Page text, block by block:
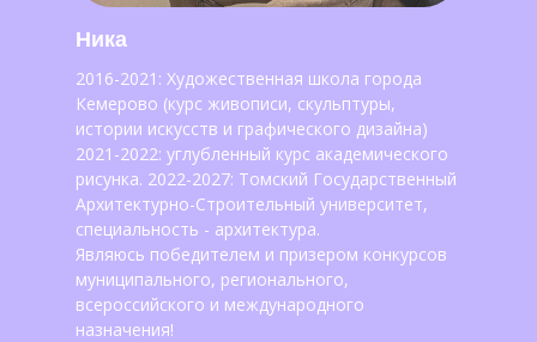
Ника
2016-2021: Художественная школа города
Кемерово (курс живописи, скульптуры,
истории искусств и графического дизайна)
2021-2022: углубленный курс академического
рисунка. 2022-2027: Томский Государственный
Архитектурно-Строительный университет,
специальность - архитектура.
Являюсь победителем и призером конкурсов
муниципального, регионального,
всероссийского и международного
назначения!